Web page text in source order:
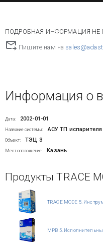
ПОДРОБНАЯ ИНФОРМАЦИЯ НЕ
Пишите нам на
Информация о
Дата: 2002-01-01
Название системы: АСУ ТП
Объект: ТЭЦ 3
Местоположение: Казань
Продукты TRACE
TRACE MODE 5.
МРВ 5.